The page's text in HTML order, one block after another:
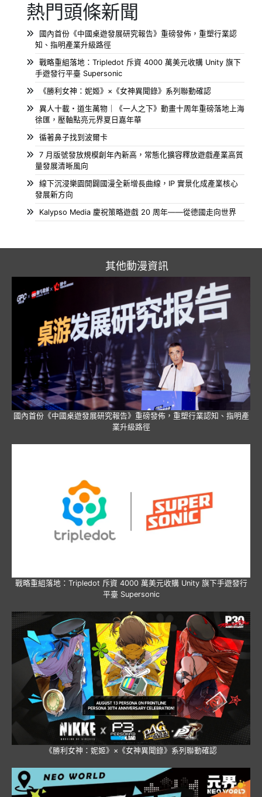
熱門頭條新聞
國內首份《中國桌遊發展研究報告》重磅發佈，重塑行業認
知、指明產業升級路徑
戰略重組落地：Tripledot 斥資 4000 萬美元收購 Unity 旗下
手遊發行平臺 Supersonic
《勝利女神：妮姬》×《女神異聞錄》系列聯動確認
異人十載・道生萬物｜《一人之下》動畫十周年重磅落地上海
徐匯，壓軸點亮元界夏日嘉年華
循著鼻子找到波爾卡
7 月版號發放規模創年內新高，常態化擴容釋放遊戲產業高質
量發展清晰風向
線下沉浸樂園開闢國漫全新增長曲線，IP 實景化成產業核心
發展新方向
Kalypso Media 慶祝策略遊戲 20 周年——從德國走向世界
其他動漫資訊
國內首份《中國桌遊發展研究報告》重磅發佈，重塑行業認知、指明產
業升級路徑
戰略重組落地：Tripledot 斥資 4000 萬美元收購 Unity 旗下手遊發行
平臺 Supersonic
《勝利女神：妮姬》×《女神異聞錄》系列聯動確認